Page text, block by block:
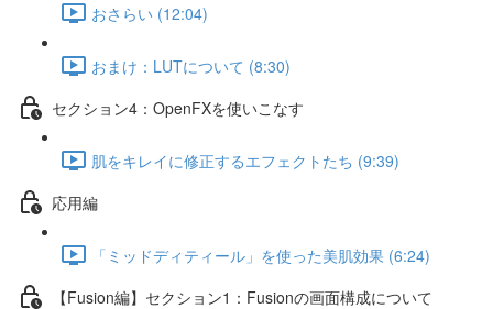
おさらい (12:04)
おまけ：LUTについて (8:30)
セクション4：OpenFXを使いこなす
肌をキレイに修正するエフェクトたち (9:39)
応用編
「ミッドディティール」を使った美肌効果 (6:24)
【Fusion編】セクション1：Fusionの画面構成について